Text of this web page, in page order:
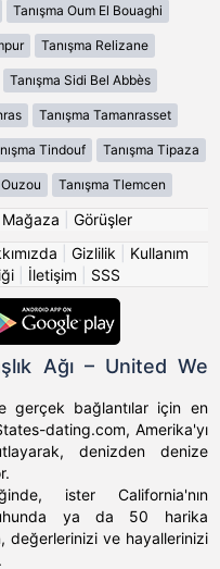
Tanışma Oum El Bouaghi
Tanışma Relizane
Tanışma Sidi Bel Abbès
Tanışma Tamanrasset
Tindouf Tanışma Tipaza
Tanışma Tlemcen
Mağaza
Görüşler
Gizlilik
Kullanım
| İletişim SSS
Ağı – United We
gerçek bağlantılar için en
dating.com, Amerika'yı
denizden denize
ister California'nın
ya da 50 harika
değerlerinizi ve hayallerinizi